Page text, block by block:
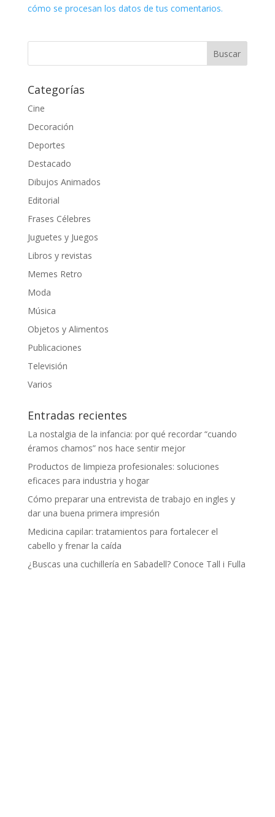
cómo se procesan los datos de tus comentarios.
Categorías
Cine
Decoración
Deportes
Destacado
Dibujos Animados
Editorial
Frases Célebres
Juguetes y Juegos
Libros y revistas
Memes Retro
Moda
Música
Objetos y Alimentos
Publicaciones
Televisión
Varios
Entradas recientes
La nostalgia de la infancia: por qué recordar “cuando
éramos chamos” nos hace sentir mejor
Productos de limpieza profesionales: soluciones
eficaces para industria y hogar
Cómo preparar una entrevista de trabajo en ingles y
dar una buena primera impresión
Medicina capilar: tratamientos para fortalecer el
cabello y frenar la caída
¿Buscas una cuchillería en Sabadell? Conoce Tall i Fulla